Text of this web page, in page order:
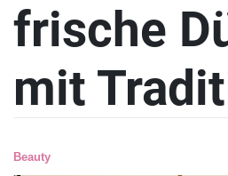
frische
mit
Beauty